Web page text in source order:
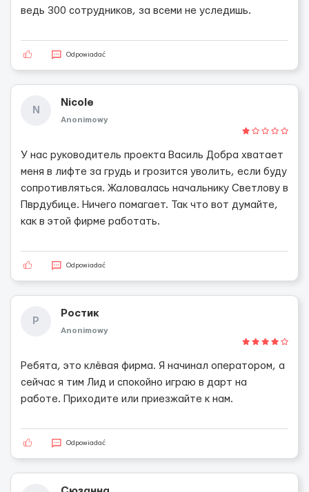
ведь 300 сотрудников, за всеми не уследишь.
Odpowiadać
N
Nicole
Anonimowy
У нас руководитель проекта Василь Добра хватает
меня в лифте за грудь и грозится уволить, если буду
сопротивляться. Жаловалась начальнику Светлову в
Пврдубице. Ничего помагает. Так что вот думайте,
как в этой фирме работать.
Odpowiadać
Р
Ростик
Anonimowy
Ребята, это клёвая фирма. Я начинал оператором, а
сейчас я тим Лид и спокойно играю в дарт на
работе. Приходите или приезжайте к нам.
Odpowiadać